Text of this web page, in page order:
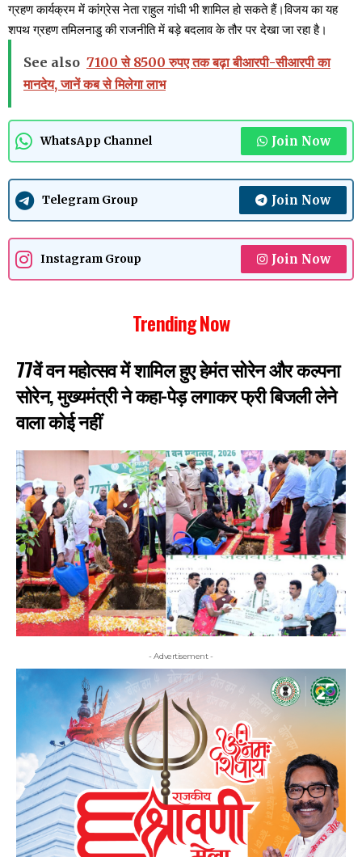
ग्रहण कार्यक्रम में कांग्रेस नेता राहुल गांधी भी शामिल हो सकते हैं।विजय का यह
शपथ ग्रहण तमिलनाडु की राजनीति में बड़े बदलाव के तौर पर देखा जा रहा है।
See also 7100 से 8500 रुपए तक बढ़ा बीआरपी-सीआरपी का
मानदेय, जानें कब से मिलेगा लाभ
WhatsApp Channel Join Now
Telegram Group Join Now
Instagram Group Join Now
Trending Now
77वें वन महोत्सव में शामिल हुए हेमंत सोरेन और कल्पना
सोरेन, मुख्यमंत्री ने कहा-पेड़ लगाकर फ्री बिजली लेने
वाला कोई नहीं
- Advertisement -